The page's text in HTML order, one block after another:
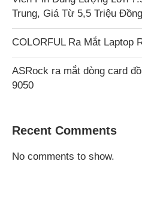
Trung, Giá Từ 5,5 Triệu Đồng
COLORFUL Ra Mắt Laptop
ASRock ra mắt dòng card
9050
Recent Comments
No comments to show.